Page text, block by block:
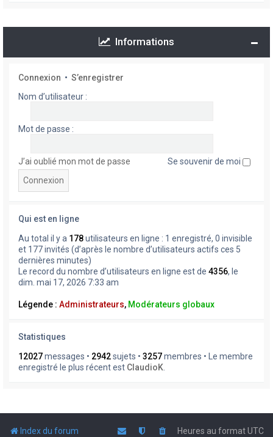
Informations
Connexion • S’enregistrer
Nom d’utilisateur :
Mot de passe :
J’ai oublié mon mot de passe Se souvenir de moi
Qui est en ligne
Au total il y a 178utilisateurs en ligne : 1 enregistré, 0 invisible
et 177 invités (d’après le nombre d’utilisateurs actifs ces 5
dernières minutes)
Le record du nombre d’utilisateurs en ligne est de 4356, le
dim. mai 17, 2026 7:33 am
Légende : Administrateurs, Modérateurs globaux
Statistiques
12027messages • 2942sujets • 3257membres • Le membre
enregistré le plus récent est ClaudioK
Index du forum Heures au formatUTC